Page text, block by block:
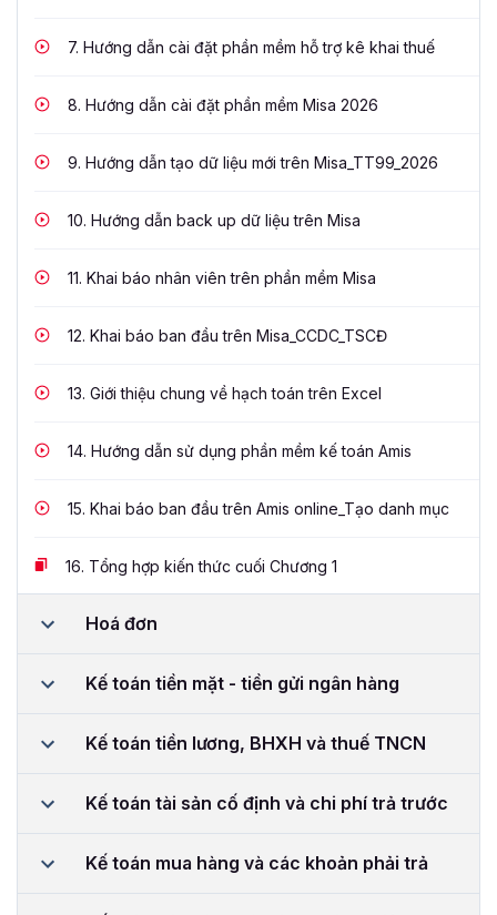
7. Hướng dẫn cài đặt phần mềm hỗ trợ kê khai thuế
8. Hướng dẫn cài đặt phần mềm Misa 2026
9. Hướng dẫn tạo dữ liệu mới trên Misa_TT99_2026
10. Hướng dẫn back up dữ liệu trên Misa
11. Khai báo nhân viên trên phần mềm Misa
12. Khai báo ban đầu trên Misa_CCDC_TSCĐ
13. Giới thiệu chung về hạch toán trên Excel
14. Hướng dẫn sử dụng phần mềm kế toán Amis
15. Khai báo ban đầu trên Amis online_Tạo danh mục
16. Tổng hợp kiến thức cuối Chương 1
Hoá đơn
Kế toán tiền mặt - tiền gửi ngân hàng
Kế toán tiền lương, BHXH và thuế TNCN
Kế toán tài sản cố định và chi phí trả trước
Kế toán mua hàng và các khoản phải trả